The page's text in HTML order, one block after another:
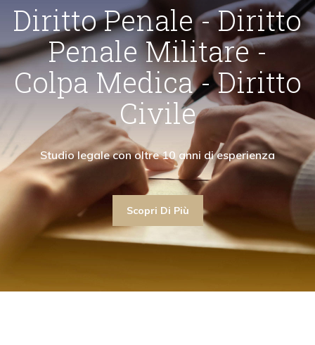
Civile
"Collaboro con avvocati civilisti garantendo la
assistenza anche nell'ambito del diritto civile"
Scopri Di Più
Diritto Penale -
Penale Militare
Colpa Medica -
Civile
Studio legale con oltre 10
Diritto Penale
"La mia attività di avvocato ruota attorno ai
contenziosi e alle consulenze in diritto penale"
Scopri Di Più
Colpa MedicaDiritto Penale
Scopri Di Più
"Collaboro con
massima
Scopri Di Più